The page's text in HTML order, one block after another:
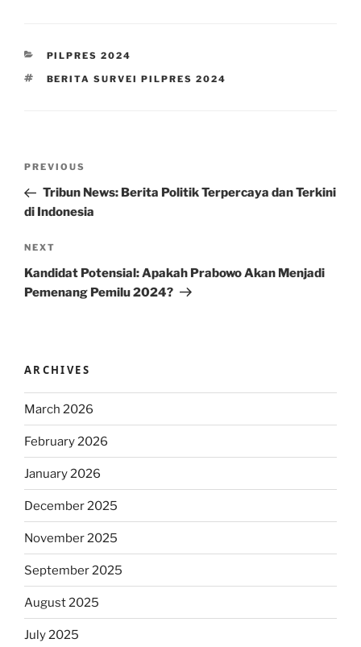
CATEGORIES
PILPRES 2024
TAGS
BERITA SURVEI PILPRES 2024
Previous
Post
PREVIOUS
Tribun News: Berita Politik Terpercaya dan Terkini
di Indonesia
Next
Post
NEXT
Kandidat Potensial: Apakah Prabowo Akan Menjadi
Pemenang Pemilu 2024?
ARCHIVES
March 2026
February 2026
January 2026
December 2025
November 2025
September 2025
August 2025
July 2025